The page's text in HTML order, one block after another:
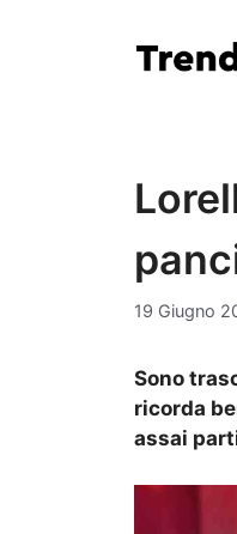
19 Giugno
Sono
ricorda
assai